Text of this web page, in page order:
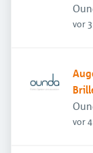
vor
vor